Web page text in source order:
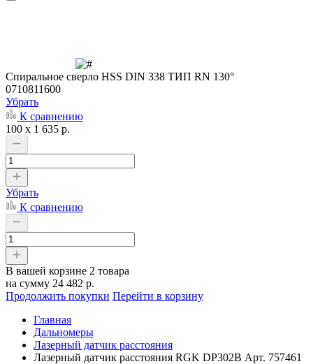
Cпиральное сверло HSS DIN 338 ТИП RN 130°
0710811600
Убрать
К сравнению
100 x 1 635 р.
Убрать
К сравнению
В вашей корзине 2 товара
на сумму 24 482 р.
Продолжить покупки Перейти в корзину
Главная
Дальномеры
Лазерный датчик расстояния
Лазерный датчик расстояния RGK DP302B Арт. 757461